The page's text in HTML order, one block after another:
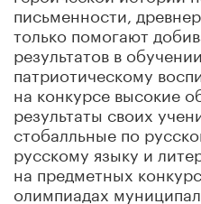
письменности,
только помогают
результатов в
патриотическому
на конкурсе высокие
результаты своих
стобалльные по
русскому языку и
на предметных
олимпиадах